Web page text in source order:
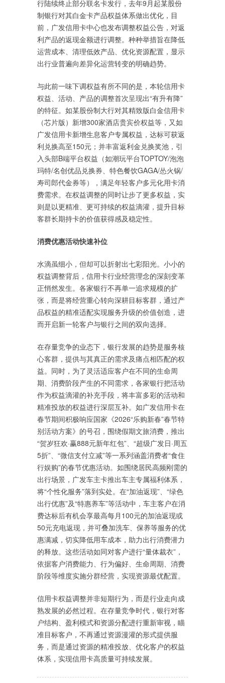
行陆续终止部分联名卡发行，去年9月起某股份
制银行对其白金卡产品权益体系做出优化，目
前，广发信用卡中心也发布调整权益公告，对返
利产品的返现金额进行调整。种种举措旨在降低
运营成本、清理低效产品、优化资源配置，显示
出行业普遍向差异化运营转变的明确趋势。
与此前一味下调权益有所不同的是，本轮信用卡
权益、活动、产品的调整首次呈现出“有升有降”
的特征。如某股份制大行对其精致版白金信用卡
（芯片版）新增300家酒店贵宾价权益等，又如
广发信用卡新增生息客户专属权益，达标可获返
利兑换高至150元；并丰富返利金兑换奖池，引
入头部B端平台权益（如潮玩平台TOPTOY/泡泡
玛特/名创优品兑换券、特色餐饮GAGA/怂火锅/
寿司郎代金券等），满足年轻客户多元化用卡消
费需求。在权益调整的同时让步了更多权益，实
则是以更精准、更可持续的权益滴灌，提升目标
客群长期持卡的价值获得感及稳定性。
消费优惠活动快速补位
水滴虽细小，但却可以折射出七彩阳光。小小的
权益调整背后，信用卡行业经营理念的深刻变革
正悄然发生。各家银行不再单一追求规模的扩
张，而是将经营重心转向深耕目标客群，通过产
品权益的精准适配实现服务升级的价值创造，进
而开启新一轮客户与银行之间的双向选择。
在存量竞争的业态下，银行发展的趋势是服务核
心客群，提供与其真正的需求及痛点相匹配的权
益。同时，为了灵活适应客户在不同的生命周
期、消费阶段产生的不同需求，各家银行把活动
作为权益滴灌的补充手段，将丰富多彩的活动和
精准投放的权益进行深层互补。如广发信用卡在
春节期间积极响应国家《2026“乐购新春”春节特
别活动方案》的号召，围绕假期文旅消费，推出
“贺岁狂欢·赢888元新年红包”、“超级广发日·周五
5折”、“微信支付立减”等一系列涵盖消费者“食住
行娱购”的春节优惠活动。如围绕居民高频刚需的
出行场景，广发车主卡推出车主专属福利体系，
将“个性化服务”落到实处。在“加油返现”、“绿色
出行优惠”及“特惠养车”等活动中，车主客户在消
费达标后有机会享最高每月100元的加油返现或
50元充电返现，并可叠加洗车、保养等服务的优
惠满减，切实降低用车成本，助力出行消费潜力
的释放。这些活动如同对客户进行“量体裁衣”，
依据客户消费能力、行为偏好、生命周期、消费
阶段等维度实施分群经营，实现资源最优配置。
信用卡权益调整并非短期行为，而是行业走向成
熟发展的必然过程。在存量竞争时代，银行对客
户结构、盈利模式和资源分配进行重新审视，瞄
准目标客户，不再通过资源漫灌的形式提供服
务，而是通过资源的精准投放、优化客户的权益
体系，实现信用卡高质量可持续发展。